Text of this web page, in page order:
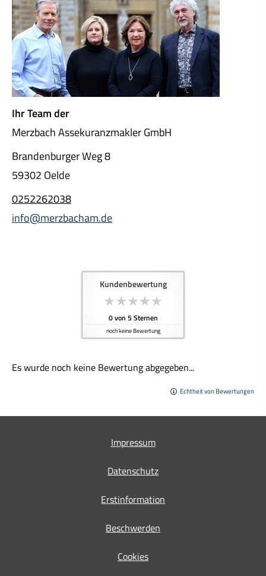
Ihr Team der
Merzbach Assekuranzmakler GmbH
Brandenburger Weg 8
59302 Oelde
0252262038
info@merzbacham.de
Kundenbewertung
0von 5 Sternen
noch keine Bewertung
Es wurde noch keine Bewertung abgegeben...
Echtheit von Bewertungen
Impressum
Datenschutz
Erstinformation
Beschwerden
Cookies